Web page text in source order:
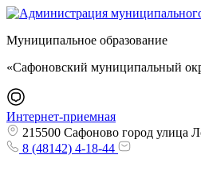
Муниципальное образование
«Сафоновский муниципальный
Интернет-приемная
215500 Сафоново город улица
8 (48142) 4-18-44